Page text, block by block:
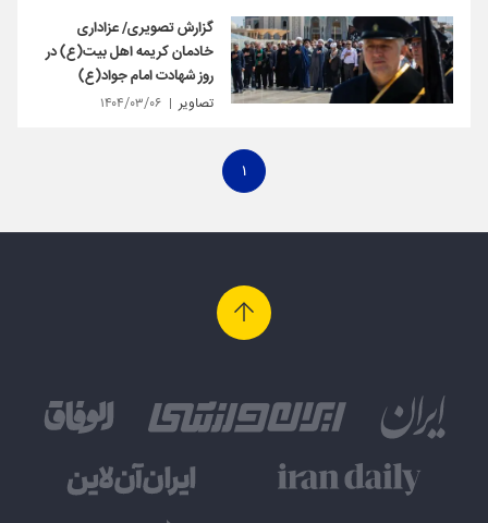
گزارش تصویری/ عزاداری
خادمان کریمه اهل بیت(ع) در
روز شهادت امام جواد(ع)
تصاویر ۱۴۰۴/۰۳/۰۶
۱